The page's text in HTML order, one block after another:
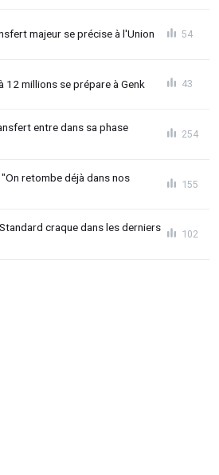
majeur se précise à l'Union 54
12 millions se prépare à Genk 43
entre dans sa phase
254
retombe déjà dans nos
155
craque dans les derniers
102